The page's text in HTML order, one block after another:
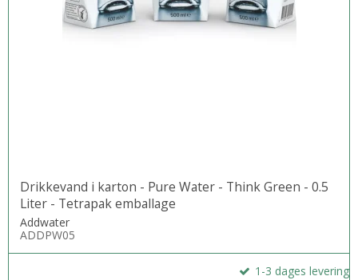
Drikkevand i karton - Pure Water - Think Green - 0.5
Liter - Tetrapak emballage
Addwater
ADDPW05
1-3 dages levering